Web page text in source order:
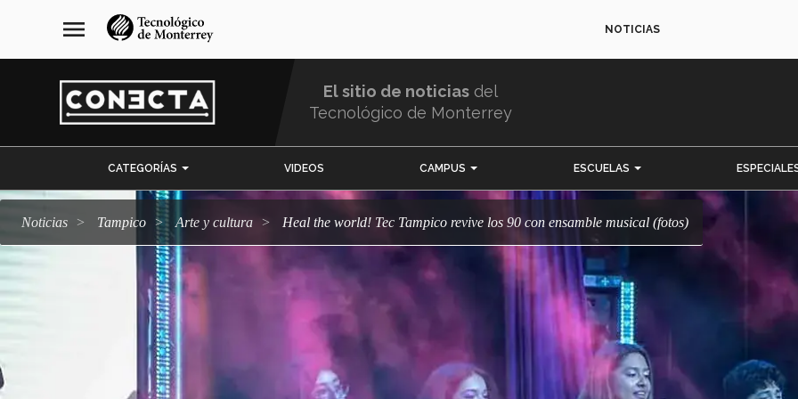
navegación
principal
menu NOTICIAS
El sitio de noticias del
Tecnológico de Monterrey
CATEGORÍAS VIDEOS CAMPUS ESCUELAS
Noticias Tampico arte y cultura Heal the world! Tec Tampico revive los 90 con ensamble musical (fotos)